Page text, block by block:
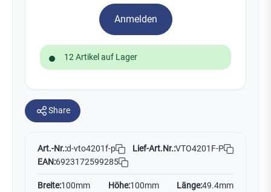
Anmelden
12 Artikel auf Lager
Share
Art.-Nr.:d-vto4201f-p Lief-Art.Nr.:VTO4201F-P
EAN:6923172599285
Breite:100mm Höhe:100mm Länge:49.4mm